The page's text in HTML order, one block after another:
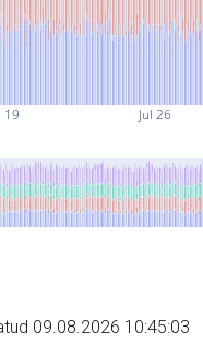
19 Jul 26
09.08.2026 10:45:03